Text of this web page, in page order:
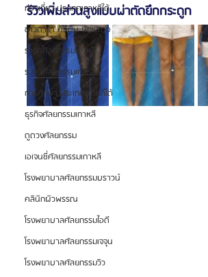
ท่องเที่ยว ประเทศเกาหลีใต้
ข่าวดารา ศิลปิน นักแสดง
ราคาศัลยกรรมเกาหลี
ราคาศัลยกรรมเกาหลี
การศึกษา ประเทศเกาหลีใต้
ธุรกิจศัลยกรรมเกาหลี
ดูดวงศัลยกรรม
เอเจนซี่ศัลยกรรมเกาหลี
โรงพยาบาลศัลยกรรมบราวน์
คลินิกผิวพรรณ
โรงพยาบาลศัลยกรรมไอดี
โรงพยาบาลศัลยกรรมเจจุน
โรงพยาบาลศัลยกรรมวิว
รีวิวเพิ่มส่วนสูงแบบผ่าตัดยึกกระดูก